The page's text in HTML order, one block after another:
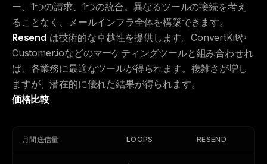
ー、1つの請求、1つの統合。異なるツールの接続を考え
ることなく、メールインフラ全体を構築できます。
Resend は技術的な卓越性を提供します。ConvertKitや
Customer.ioなどのマーケティングツールと組み合わせれ
ば、各業務に最適なツールが得られます。複雑さが増し
ますが、潜在的に優れた結果が得られます。
価格比較
月間送信量 LOOPS RESEND